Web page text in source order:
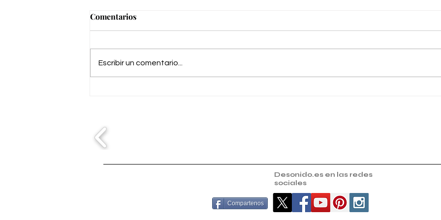
Comentarios
Escribir un comentario...
Desonido.es en las redes
sociales
Compartenos